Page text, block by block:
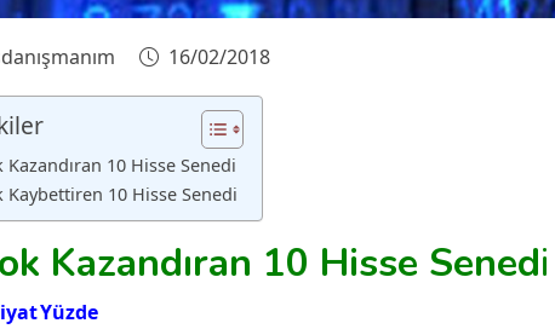
16/02/2018
Kazandıran 10 Hisse Senedi
Kaybettiren 10 Hisse Senedi
Kazandıran 10 Hisse Senedi
Yüzde